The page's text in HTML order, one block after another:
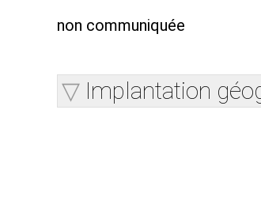
non communiquée
Implantation